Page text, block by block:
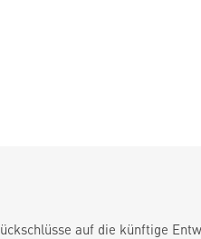
auf die künftige